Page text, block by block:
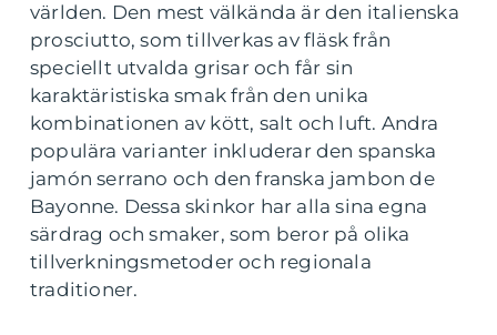
världen. Den mest välkända är den italienska
prosciutto, som tillverkas av fläsk från
speciellt utvalda grisar och får sin
karaktäristiska smak från den unika
kombinationen av kött, salt och luft. Andra
populära varianter inkluderar den spanska
jamón serrano och den franska jambon de
Bayonne. Dessa skinkor har alla sina egna
särdrag och smaker, som beror på olika
tillverkningsmetoder och regionala
traditioner.